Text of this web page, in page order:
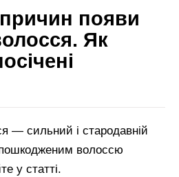
появи
Як
— сильний і стародавній
пошкодженим волоссю
у статті.